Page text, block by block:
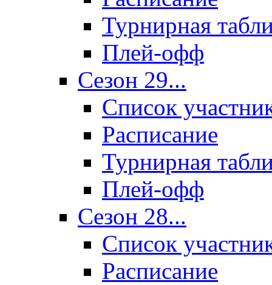
Турнирная
Плей-офф
Сезон 29...
Список
Расписание
Турнирная
Плей-офф
Сезон 28...
Список
Расписание